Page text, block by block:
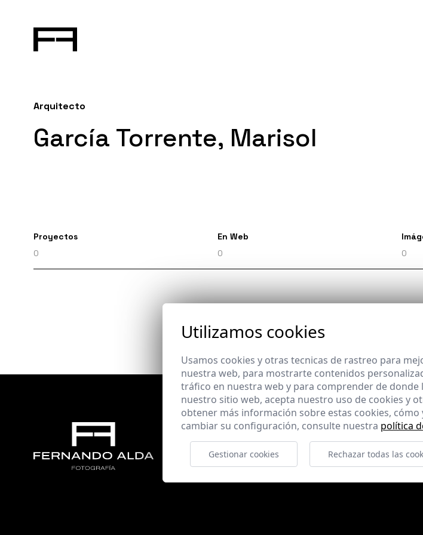
Arquitecto
García Torrente, Marisol
Proyectos
0
En Web
0
0
Utilizamos cookies
Usamos cookies y otras tecnicas de rastreo para
nuestra web, para mostrarte contenidos
tráfico en nuestra web y para comprender de
nuestro sitio web, acepta nuestro uso de cookies y
obtener más información sobre estas cookies,
cambiar su configuración, consulte nuestra política
Gestionar cookies Rechazar todas las